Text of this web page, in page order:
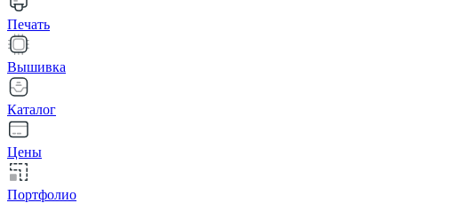
Печать
Вышивка
Каталог
Цены
Портфолио